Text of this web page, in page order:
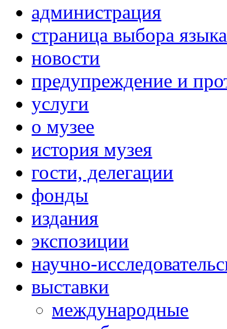
администрация
страница выбора языка
новости
предупреждение и
услуги
о музее
история музея
гости, делегации
фонды
издания
экспозиции
научно-
выставки
международные